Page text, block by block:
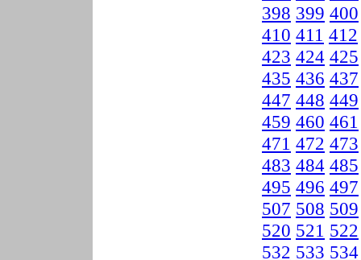
398 399 400
410 411 412
423 424 425
435 436 437
447 448 449
459 460 461
471 472 473
483 484 485
495 496 497
507 508 509
520 521 522
532 533 534